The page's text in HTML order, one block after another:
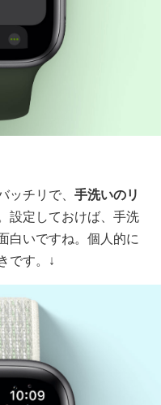
ッチリで、手洗いのリ
設定しておけば、手洗
白いですね。個人的に
です。↓